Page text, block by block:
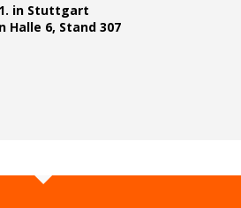
in Stuttgart
Halle 6, Stand 307